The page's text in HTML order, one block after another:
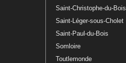
Saint-Christophe-du-Bois
Saint-Léger-sous-Cholet
Saint-Paul-du-Bois
Somloire
Toutlemonde